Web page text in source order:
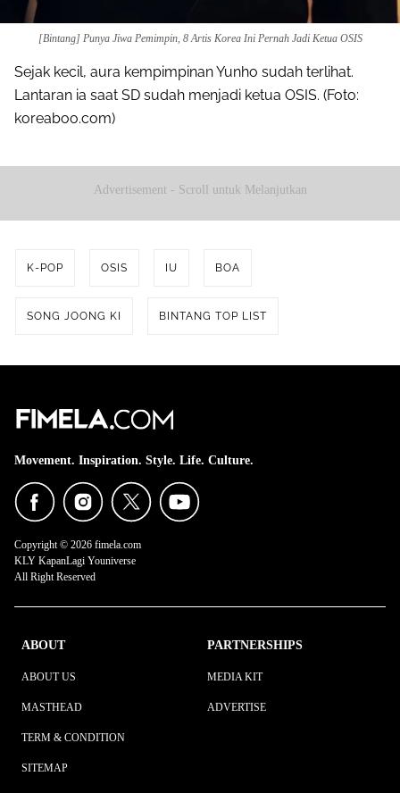
[Bintang] Punya Jiwa Pemimpin, 8 Artis Korea Ini Pernah Jadi Ketua OSIS
Sejak kecil, aura kempimpinan Yunho sudah terlihat.
Lantaran ia saat SD sudah menjadi ketua OSIS. (Foto:
koreaboo.com)
Advertisement - Scroll untuk Melanjutkan
K-POP OSIS IU BOA
SONG JOONG KI BINTANG TOP LIST
Movement. Inspiration. Style. Life. Culture.
Copyright © 2026 fimela.com
KLY KapanLagi Youniverse
All Right Reserved
ABOUT
ABOUT US
MASTHEAD
TERM & CONDITION
SITEMAP
PARTNERSHIPS
MEDIA KIT
ADVERTISE